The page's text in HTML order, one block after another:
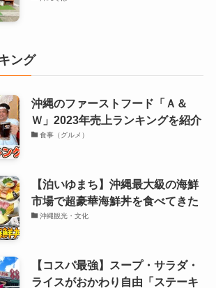
ング
沖縄のファーストフード「Ａ＆
Ｗ」2023年売上ランキングを紹介
食事（グルメ）
【泊いゆまち】沖縄最大級の海鮮
市場で超豪華海鮮丼を食べてきた
沖縄観光・文化
【コスパ最強】スープ・サラダ・
ライスがおかわり自由「ステーキ